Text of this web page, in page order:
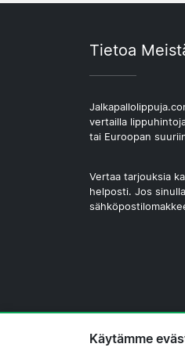
Tietoa
vertailla
tai Euroopan
Vertaa tarjouksia
helposti. Jos
© 2026
Käytämme